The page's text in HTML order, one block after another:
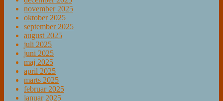
november 2025
oktober 2025
september 2025
august 2025
juli 2025
juni 2025
maj 2025
april 2025
marts 2025
februar 2025
januar 2025